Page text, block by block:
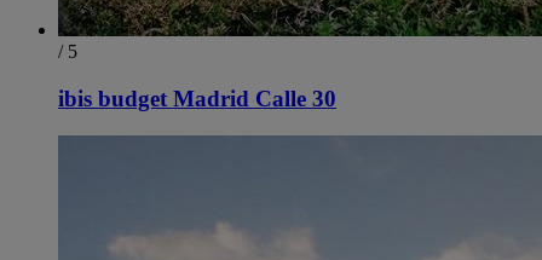
/ 5
ibis budget Madrid Calle 30